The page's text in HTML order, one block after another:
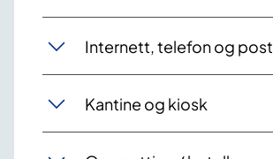
Internett, telefon og post
Kantine og kiosk